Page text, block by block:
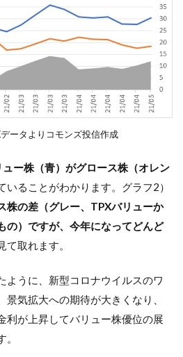
データよりコモンズ投信作成
ュー株（青）がグロース株（オレン
いることがわかります。 グラフ2）
株の差（グレー、TPXバリューか
の）ですが、今年になってどんど
て取れます。
ように、 新型コロナウイルスのワ
景気拡大への期待が大きくなり、
利が上昇してバリュー株優位の展